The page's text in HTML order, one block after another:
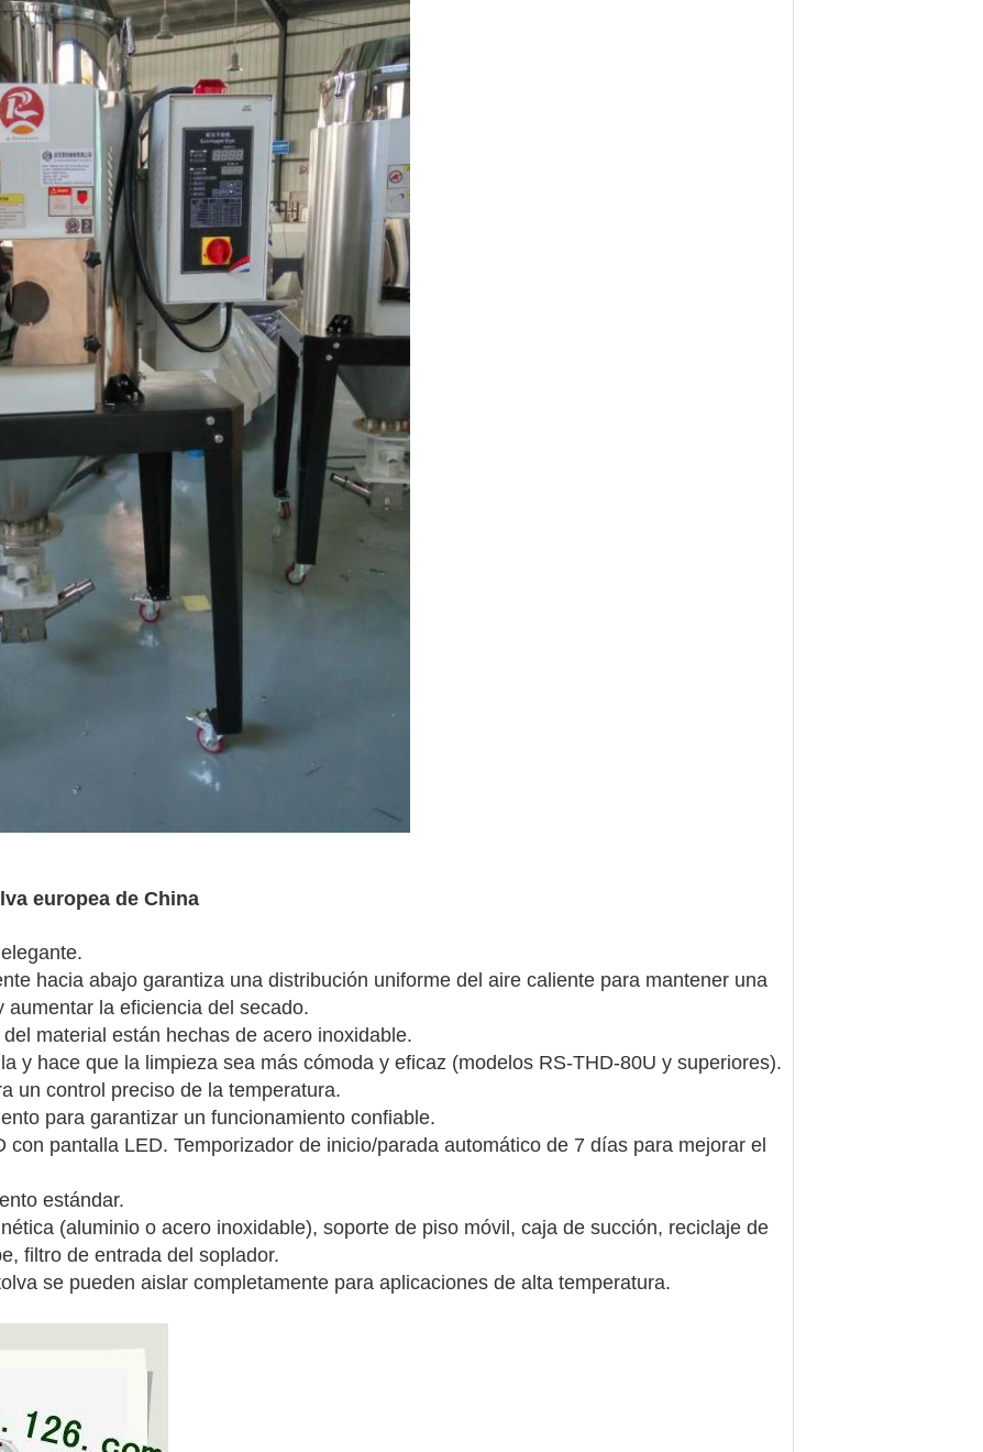
europea de China
hacia abajo garantiza una distribución uniforme del aire caliente para mantener una
la eficiencia del secado.
material están hechas de acero inoxidable.
y hace que la limpieza sea más cómoda y eficaz (modelos RS-THD-80U y superiores).
un control preciso de la temperatura.
para garantizar un funcionamiento confiable.
con pantalla LED. Temporizador de inicio/parada automático de 7 días para mejorar el
estándar.
(aluminio o acero inoxidable), soporte de piso móvil, caja de succión, reciclaje de
filtro de entrada del soplador.
se pueden aislar completamente para aplicaciones de alta temperatura.